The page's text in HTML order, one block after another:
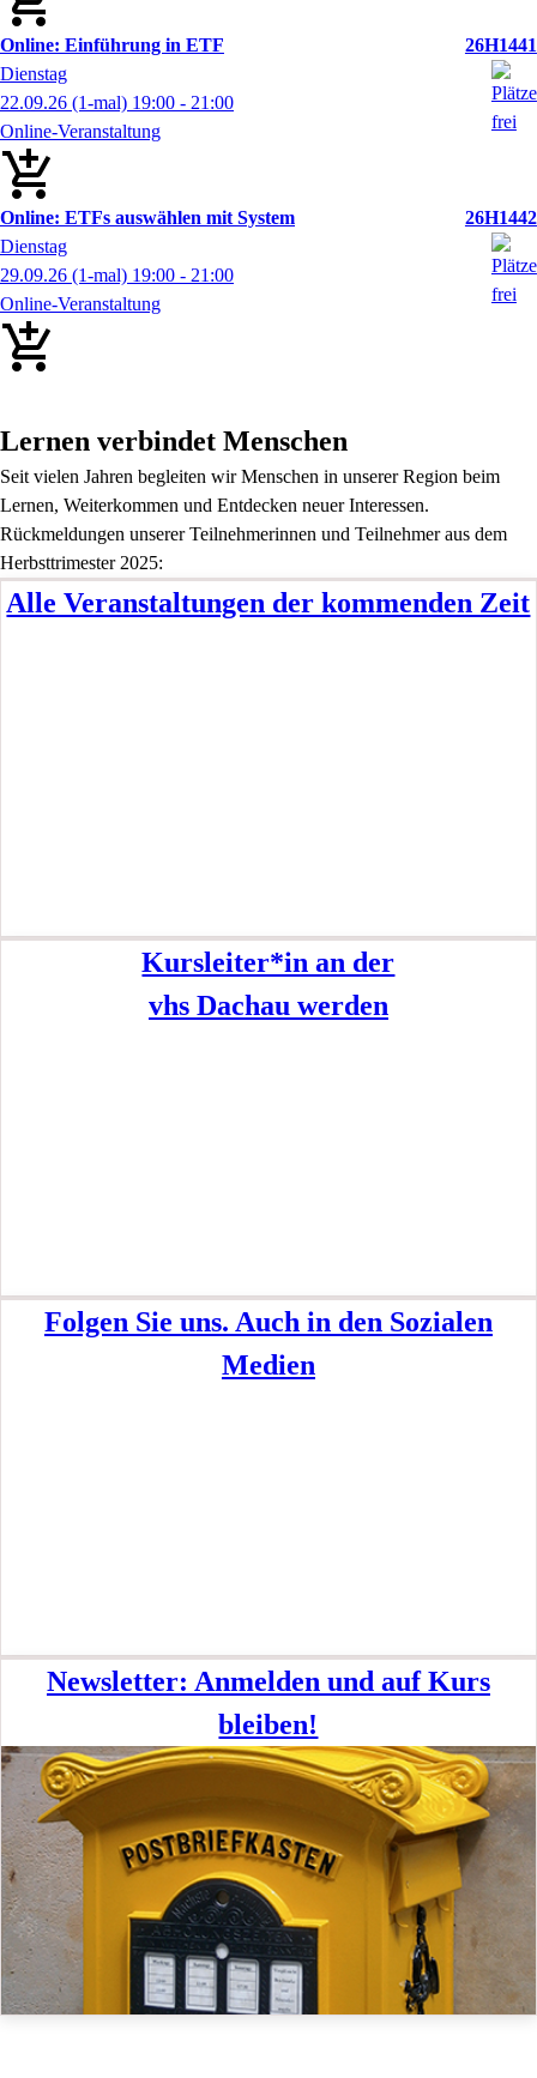
Online: Einführung in ETF
26H1441
Dienstag
22.09.26 (1-mal) 19:00 - 21:00
Online-Veranstaltung
Online: ETFs auswählen mit System
26H1442
Dienstag
29.09.26 (1-mal) 19:00 - 21:00
Online-Veranstaltung
Lernen verbindet Menschen
Seit vielen Jahren begleiten wir Menschen in unserer Region beim
Lernen, Weiterkommen und Entdecken neuer Interessen.
Rückmeldungen unserer Teilnehmerinnen und Teilnehmer aus dem
Herbsttrimester 2025:
Alle Veranstaltungen der kommenden Zeit
Kursleiter*in an der
vhs Dachau werden
Folgen Sie uns. Auch in den Sozialen
Medien
Newsletter: Anmelden und auf Kurs
bleiben!